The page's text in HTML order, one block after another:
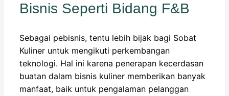
Bisnis Seperti Bidang F&B
Sebagai pebisnis, tentu lebih bijak bagi Sobat
Kuliner untuk mengikuti perkembangan
teknologi. Hal ini karena penerapan kecerdasan
buatan dalam bisnis kuliner memberikan banyak
manfaat, baik untuk pengalaman pelanggan